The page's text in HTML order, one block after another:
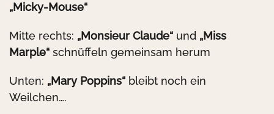
„Micky-Mouse“
Mitte rechts: „Monsieur Claude“ und „Miss
Marple“ schnüffeln gemeinsam herum
Unten: „Mary Poppins“ bleibt noch ein
Weilchen….